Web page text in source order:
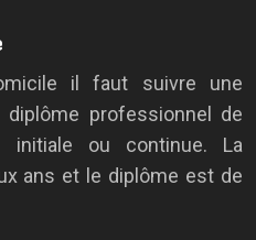
il faut suivre une
professionnel de
initiale ou continue. La
ans et le diplôme est de